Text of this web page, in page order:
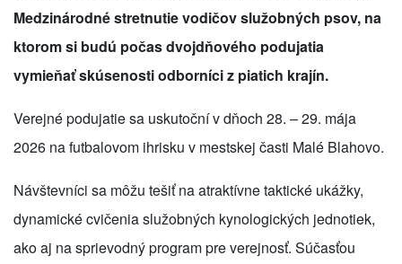
Medzinárodné stretnutie vodičov služobných psov, na
ktorom si budú počas dvojdňového podujatia
vymieňať skúsenosti odborníci z piatich krajín.
Verejné podujatie sa uskutoční v dňoch 28. – 29. mája
2026 na futbalovom ihrisku v mestskej časti Malé Blahovo.
Návštevníci sa môžu tešiť na atraktívne taktické ukážky,
dynamické cvičenia služobných kynologických jednotiek,
ako aj na sprievodný program pre verejnosť. Súčasťou